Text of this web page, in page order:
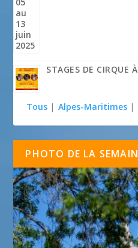
STAGES DE CIRQUE
Tous | Alpes-Maritimes |
PHOTO DE LA